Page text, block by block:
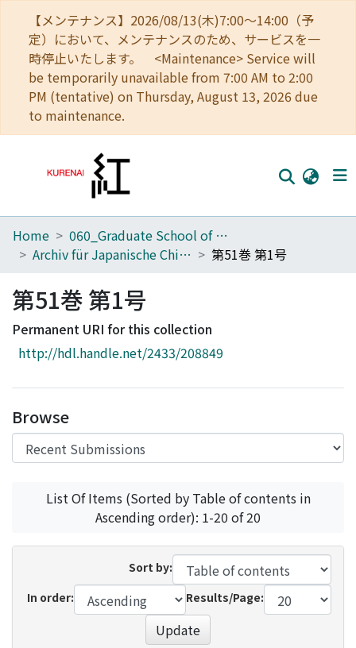
【メンテナンス】2026/08/13(木)7:00～14:00（予
定）において、メンテナンスのため、サービスを一
時停止いたします。 <Maintenance> Service will
be temporarily unavailable from 7:00 AM to 2:00
PM (tentative) on Thursday, August 13, 2026 due
to maintenance.
Home
Browse
Download Ranking
Access Statistics
Home
060_Graduate School of Medicine
Archiv für Japanische Chirurgie
第51巻 第1号
第51巻 第1号
Permanent URI for this collection
http://hdl.handle.net/2433/208849
Browse
List Of Items (Sorted by Table of contents in
Ascending order): 1-20 of 20
Sort by:
In order:
Results/Page:
Update